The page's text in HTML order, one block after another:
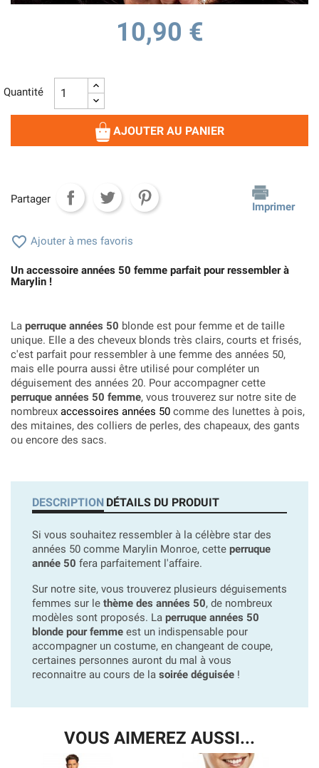
10,90 €
Quantité
AJOUTER AU PANIER
Partager
Imprimer
 Ajouter à mes favoris
Un accessoire années 50 femme parfait pour ressembler à
Marylin !
La perruque années 50 blonde est pour femme et de taille
unique. Elle a des cheveux blonds très clairs, courts et frisés,
c'est parfait pour ressembler à une femme des années 50,
mais elle pourra aussi être utilisé pour compléter un
déguisement des années 20. Pour accompagner cette
perruque années 50 femme, vous trouverez sur notre site de
nombreux accessoires années 50 comme des lunettes à pois,
des mitaines, des colliers de perles, des chapeaux, des gants
ou encore des sacs.
DESCRIPTION DÉTAILS DU PRODUIT
Si vous souhaitez ressembler à la célèbre star des
années 50 comme Marylin Monroe, cette perruque
année 50 fera parfaitement l'affaire.
Sur notre site, vous trouverez plusieurs déguisements
femmes sur le thème des années 50, de nombreux
modèles sont proposés. La perruque années 50
blonde pour femme est un indispensable pour
accompagner un costume, en changeant de coupe,
certaines personnes auront du mal à vous
reconnaitre au cours de la soirée déguisée !
VOUS AIMEREZ AUSSI...